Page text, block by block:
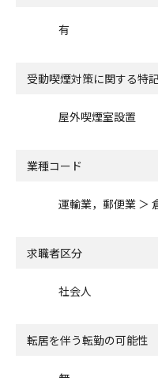
有
受動喫煙対策に関する特
屋外喫煙室設置
業種コード
運輸業，郵便業 ＞
求職者区分
社会人
転居を伴う転勤の可能性